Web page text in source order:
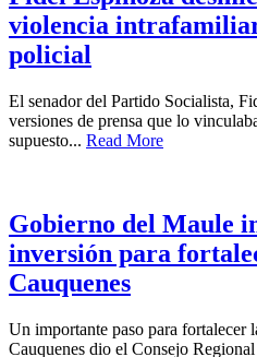
violencia
policial
El senador del Partido Socialista,
versiones de prensa que lo
supuesto... Read More
Gobierno del Maule
inversión para
Cauquenes
Un importante paso para fortalecer
Cauquenes dio el Consejo